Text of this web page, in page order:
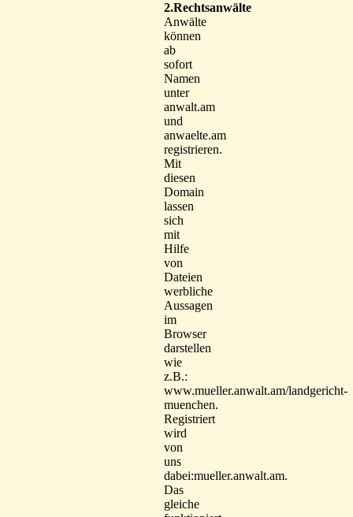
2.Rechtsanwälte
Anwälte
können
ab
sofort
Namen
unter
anwalt.am
und
anwaelte.am
registrieren.
Mit
diesen
Domain
lassen
sich
mit
Hilfe
von
Dateien
werbliche
Aussagen
im
Browser
darstellen
wie
z.B.:
www.mueller.anwalt.am/landgericht-
muenchen.
Registriert
wird
von
uns
dabei:mueller.anwalt.am.
Das
gleiche